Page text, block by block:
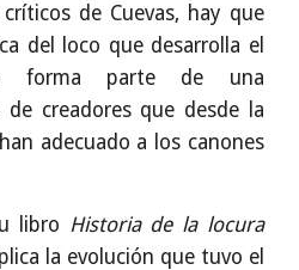
de Cuevas, hay que
del loco que desarrolla el
forma parte de una
de creadores que desde la
adecuado a los canones
libro Historia de la locura
la evolución que tuvo el